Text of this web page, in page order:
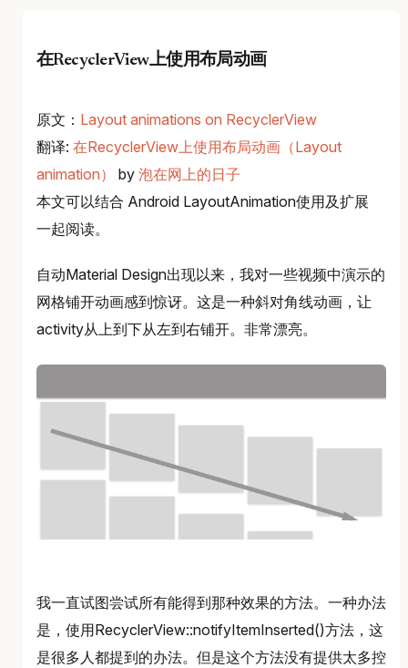
在RecyclerView上使用布局动画
原文： Layout animations on RecyclerView
翻译: 在RecyclerView上使用布局动画（Layout
animation）
by 泡在网上的日子
本文可以结合 Android LayoutAnimation使用及扩展
一起阅读。
自动Material Design出现以来，我对一些视频中演示的
网格铺开动画感到惊讶。这是一种斜对角线动画，让
activity从上到下从左到右铺开。非常漂亮。
我一直试图尝试所有能得到那种效果的方法。一种办法
是，使用RecyclerView::notifyItemInserted()方法，这
是很多人都提到的办法。但是这个方法没有提供太多控